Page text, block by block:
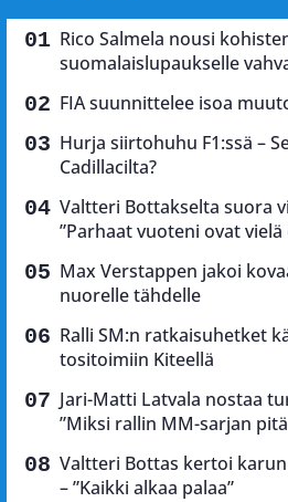
Rico Salmela nousi
suomalaislupaukselle
FIA suunnittelee isoa
Hurja siirtohuhu F1:ssä –
Cadillacilta?
Valtteri Bottakselta suora
”Parhaat vuoteni ovat vielä
Max Verstappen jakoi
nuorelle tähdelle
Ralli SM:n ratkaisuhetket
tositoimiin Kiteellä
Jari-Matti Latvala nostaa
”Miksi rallin MM-sarjan
Valtteri Bottas kertoi
– ”Kaikki alkaa palaa”